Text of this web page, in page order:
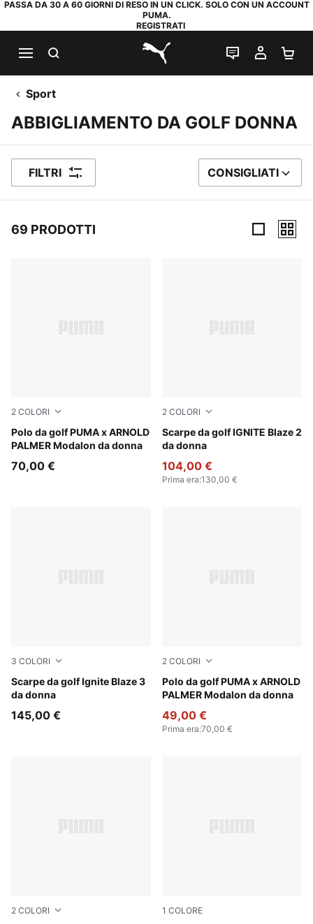
PASSA DA 30 A 60 GIORNI DI RESO IN UN CLICK. SOLO CON UN ACCOUNT
PUMA.
REGISTRATI
PUMA.com
CHAT IL MIO
Sport
ABBIGLIAMENTO DA GOLF DONNA
FILTRI ORDINA PER
CONSIGLIATI
69 PRODOTTI
2 COLORI
Polo da golf PUMA x ARNOLD
PALMER Modalon da donna
Lemon Butter
70,00 €
2 COLORI
Scarpe da golf IGNITE Blaze 2
da donna
PUMA White-Peach Frost
104,00 €
Prima era:130,00 €
3 COLORI
Scarpe da golf Ignite Blaze 3
da donna
PUMA White-Deep Navy
145,00 €
2 COLORI
Polo da golf PUMA x ARNOLD
PALMER Modalon da donna
Alpine Snow
49,00 €
Prima era:70,00 €
2 COLORI 1 COLORE